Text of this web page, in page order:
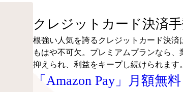
クレジットカード決済手
根強い人気を誇るクレジットカード決
もはや不可欠。プレミアムプランなら
抑えられ、利益をキープし続けられます。
「Amazon Pay」月額無料